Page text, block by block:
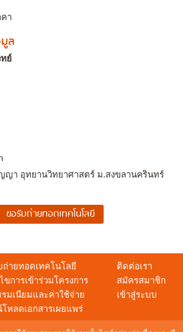
า
ล
ย์
า อุทยานวิทยาศาสตร์ ม.สงขลานครินทร์
ถ่ายทอดเทคโนโลยี
ขการเข้าร่วมโครงการ
รมเนียมและค่าใช้จ่าย
หลดเอกสารเผยแพร่
ติดต่อเรา
สมัครสมาชิก
เข้าสู่ระบบ